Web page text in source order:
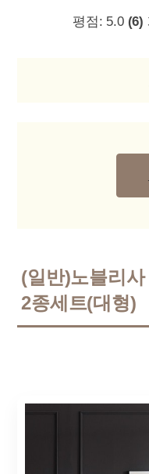
평점: 5.0 (6)
(일반)노블리
2종세트(대형)